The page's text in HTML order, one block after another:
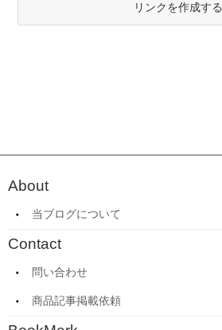
リンクを作成する
About
当ブログについて
Contact
問い合わせ
商品記事掲載依頼